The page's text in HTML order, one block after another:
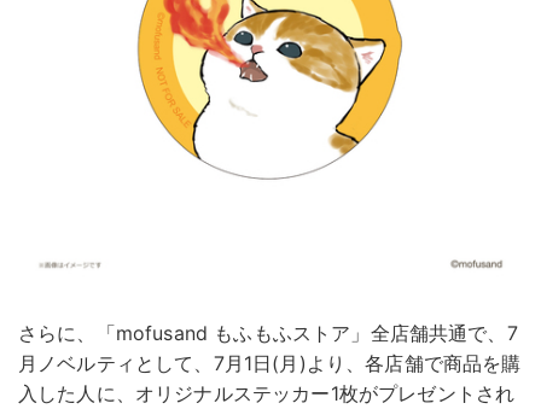
さらに、「mofusand もふもふストア」全店舗共通で、7
月ノベルティとして、7月1日(月)より、各店舗で商品を購
入した人に、オリジナルステッカー1枚がプレゼントされ